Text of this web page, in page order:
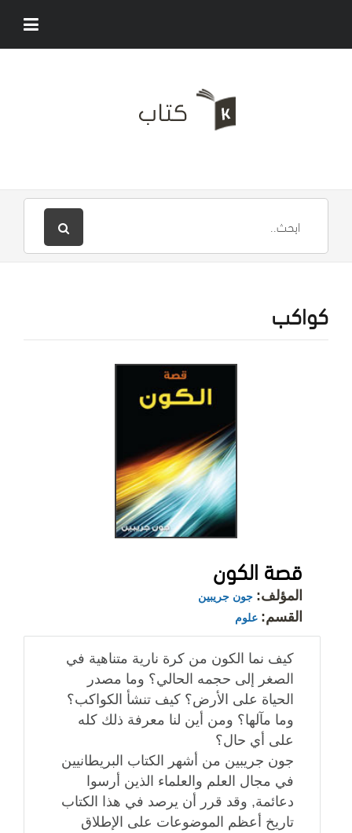
كواكب
قصة الكون
المؤلف: جون جريبين
القسم: علوم
كيف نما الكون من كرة نارية متناهية في
الصغر إلى حجمه الحالي؟ وما مصدر
الحياة على الأرض؟ كيف تنشأ الكواكب؟
وما مآلها؟ ومن أين لنا معرفة ذلك كله
على أي حال؟
جون جريبين من أشهر الكتاب البريطانيين
في مجال العلم والعلماء الذين أرسوا
دعائمة, وقد قرر أن يرصد في هذا الكتاب
تاريخ أعظم الموضوعات على الإطلاق